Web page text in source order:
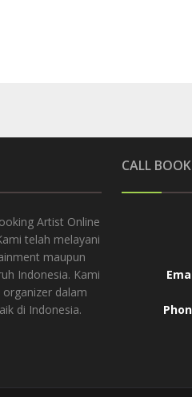
Artist Online
telah melayani
maupun
Indonesia. Kami
dalam
di Indonesia.
CALL